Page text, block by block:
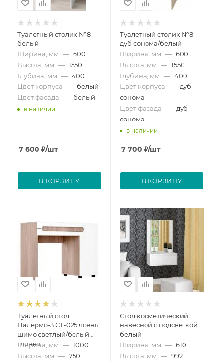
Туалетный столик №8
белый
Ширина, мм — 600
Высота, мм — 1550
Глубина, мм — 400
Цвет корпуса — белый
Цвет фасада — белый
в наличии
7 600 ₽/шт
В КОРЗИНУ
Туалетный столик №8
дуб сонома/белый
Ширина, мм — 600
Высота, мм — 1550
Глубина, мм — 400
Цвет корпуса — дуб
сонома
Цвет фасада — дуб
сонома
в наличии
7 700 ₽/шт
В КОРЗИНУ
Туалетный стол
Палермо-3 СТ-025 ясень
шимо светлый/белый
глянец
Ширина, мм — 1000
Высота, мм — 750
Стол косметический
навесной с подсветкой
белый
Ширина, мм — 610
Высота, мм — 992